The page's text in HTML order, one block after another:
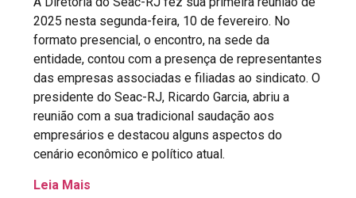
2025 nesta segunda-feira, 10 de fevereiro. No
formato presencial, o encontro, na sede da
entidade, contou com a presença de representantes
das empresas associadas e filiadas ao sindicato. O
presidente do Seac-RJ, Ricardo Garcia, abriu a
reunião com a sua tradicional saudação aos
empresários e destacou alguns aspectos do
cenário econômico e político atual.
Leia Mais